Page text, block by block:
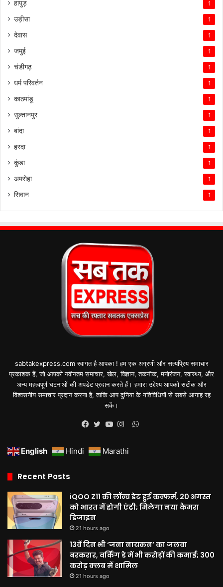
हापुड़ 1
उड़ीसा 1
देवास 1
जमुई 1
चंडीगढ़ 1
धर्म परिवर्तन 1
काठमांडू 1
सुल्तानपुर 1
बांदा 1
हरदा 1
कुंडा 1
अमरोहा 1
सिवान 1
sabtakexpress.com स्वागत है आपका ! हम एक अग्रणी और सत्यप्रिय समाचार
प्रकाशक हैं, जो आपको नवीनतम समाचार, खेल, विज्ञान, तकनीक, मनोरंजन, स्वास्थ्य, और
अन्य महत्वपूर्ण घटनाओं की अपडेट प्रदान करते हैं। हमारा उद्देश्य आपको सटीक और
विश्वसनीय समाचार प्रदान करना है, ताकि आप दुनिया के गतिविधियों से सबसे आगाह रह
सकें।
WhatsApp
English Hindi Marathi
Recent Posts
iQOO Z11 की लॉन्च डेट हुई कन्फर्म, 20 अगस्त
को भारत में होगी एंट्री; मिलेगा नया कैमरा
डिजाइन
21 hours ago
13वें दिन भी ‘जना नायकन’ का जलवा
बरकरार, वर्किंग डे में भी करोड़ों की कमाई; 300
करोड़ क्लब में शामिल
21 hours ago